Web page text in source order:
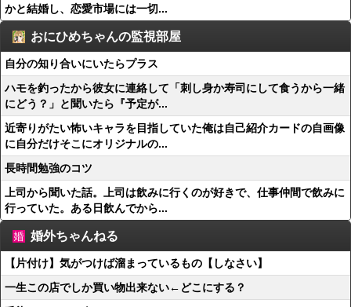
かと結婚し、恋愛市場には一切...
おにひめちゃんの監視部屋
自分の知り合いにいたらプラス
ハモを釣ったから彼女に連絡して「刺し身か寿司にして食うから一緒
にどう？」と聞いたら『予定が...
近寄りがたい怖いキャラを目指していた俺は自己紹介カードの自画像
に自分だけそこにオリジナルの...
長時間勉強のコツ
上司から聞いた話。上司は飲みに行くのが好きで、仕事仲間で飲みに
行っていた。ある日飲んでから...
婚外ちゃんねる
【片付け】気がつけば溜まっているもの【しなさい】
一生この店でしか買い物出来ない←どこにする？